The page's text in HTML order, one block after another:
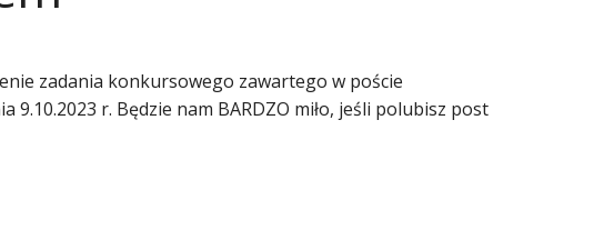
zadania konkursowego zawartego w poście
r. Będzie nam BARDZO miło, jeśli polubisz post